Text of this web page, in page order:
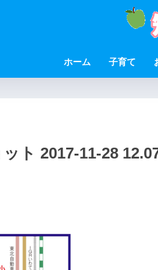
ホーム 子育て
ト 2017-11-28